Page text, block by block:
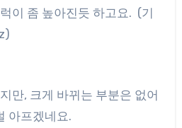
이 좀 높아진듯 하고요. (기
만, 크게 바뀌는 부분은 없어
아프겠네요.